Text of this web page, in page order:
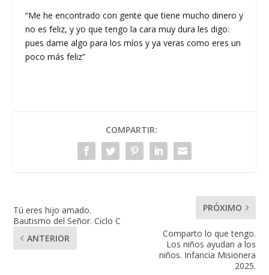
“Me he encontrado con gente que tiene mucho dinero y
no es feliz, y yo que tengo la cara muy dura les digo:
pues dame algo para los míos y ya veras como eres un
poco más feliz”
COMPARTIR:
Tú eres hijo amado.
Bautismo del Señor. Ciclo C
ANTERIOR
PRÓXIMO
Comparto lo que tengo.
Los niños ayudan a los
niños. Infancia Misionera
2025.